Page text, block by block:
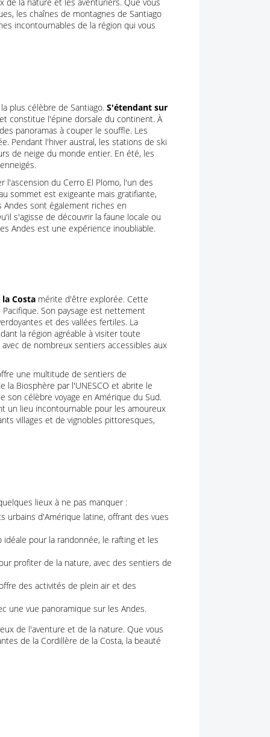
les chaînes de montagnes de Santiago
incontournables de la région qui vous
plus célèbre de Santiago. S'étendant sur
constitue l'épine dorsale du continent. À
panoramas à couper le souffle. Les
Pendant l'hiver austral, les stations de ski
de neige du monde entier. En été, les
l'ascension du Cerro El Plomo, l'un des
sommet est exigeante mais gratifiante,
Andes sont également riches en
s'agisse de découvrir la faune locale ou
Andes est une expérience inoubliable.
Costa mérite d'être explorée. Cette
Son paysage est nettement
et des vallées fertiles. La
la région agréable à visiter toute
de nombreux sentiers accessibles aux
une multitude de sentiers de
la Biosphère par l'UNESCO et abrite le
son célèbre voyage en Amérique du Sud.
un lieu incontournable pour les amoureux
villages et de vignobles pittoresques,
lieux à ne pas manquer :
urbains d'Amérique latine, offrant des vues
pour la randonnée, le rafting et les
profiter de la nature, avec des sentiers de
des activités de plein air et des
une vue panoramique sur les Andes.
de l'aventure et de la nature. Que vous
de la Cordillère de la Costa, la beauté